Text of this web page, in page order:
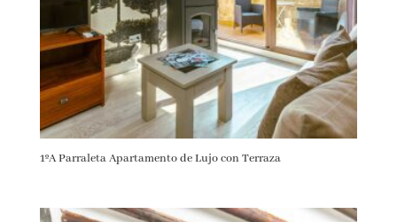
1ºA Parraleta Apartamento de Lujo con Terraza